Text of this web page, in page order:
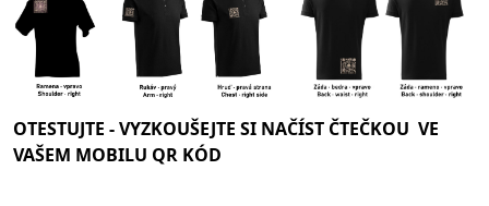
OTESTUJTE -VYZKOUŠEJTE SI NAČÍST ČTEČKOU VE
VAŠEM MOBILU QR KÓD